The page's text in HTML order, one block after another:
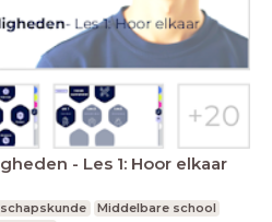
- Les 1: Hoor elkaar
Middelbare school